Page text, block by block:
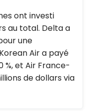
ont investi
au total. Delta a
une
Air a payé
%, et Air France-
de dollars via